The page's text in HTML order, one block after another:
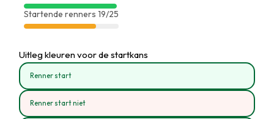
Startende renners 19/25
Uitleg kleuren voor de startkans
Renner start
Renner start niet